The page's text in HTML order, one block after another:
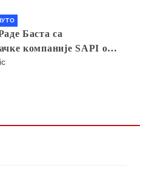
Баста са
компаније SAPI о